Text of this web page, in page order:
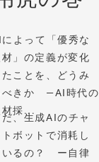
よって「優秀な
材」の定義が変化
たことを、どうみ
べきか —AI時代の
材採...
、生成AIのチャ
トボットで消耗し
いるの？ ー自律